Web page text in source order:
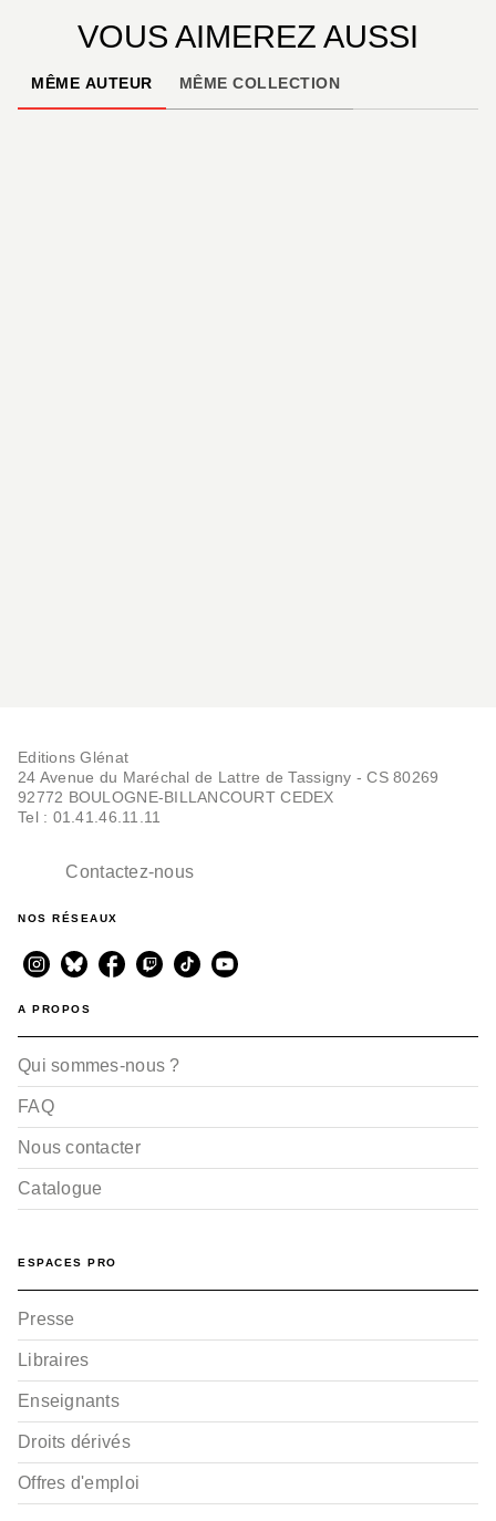
VOUS AIMEREZ AUSSI
MÊME AUTEUR MÊME COLLECTION
Editions Glénat
24 Avenue du Maréchal de Lattre de Tassigny - CS 80269
92772 BOULOGNE-BILLANCOURT CEDEX
Tel : 01.41.46.11.11
Contactez-nous
NOS RÉSEAUX
A PROPOS
Qui sommes-nous ?
FAQ
Nous contacter
Catalogue
ESPACES PRO
Presse
Libraires
Enseignants
Droits dérivés
Offres d'emploi